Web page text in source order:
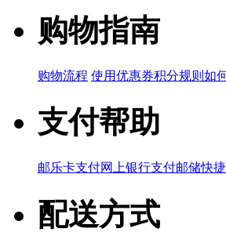
购物指南
购物流程 使用优惠券积分规则 如
支付帮助
邮乐卡支付网上银行支付邮储快
配送方式